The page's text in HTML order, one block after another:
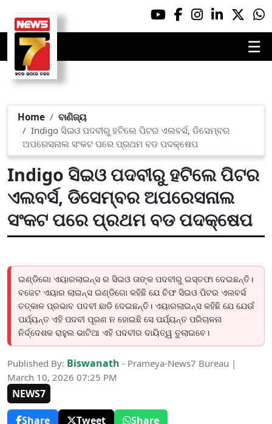
☰
Home
ବାଣିଜ୍ୟ
Indigo ସିଇଓ ପଦବୀରୁ ହଟିଲେ ପିଟର ଏଲବର୍ସ, ଡିସେମ୍ବର
ଅପରେସନାଲ ସଂକଟ ପରେ ପ୍ରଥମ ବଡ ପଦକ୍ଷେପ
Indigo ସିଇଓ ପଦବୀରୁ ହଟିଲେ ପିଟର
ଏଲବର୍ସ, ଡିସେମ୍ବର ଅପରେସନାଲ
ସଂକଟ ପରେ ପ୍ରଥମ ବଡ ପଦକ୍ଷେପ
ଇଣ୍ଡିଗୋ ଏୟାରଲାଇନ୍ସ ର ସିଇଓ ତାଙ୍କ ପଦବୀରୁ ଇସ୍ତଫା ଦେଇଛନ୍ତି।
ବଜେଟ ଏୟାର ଲାଇନ୍ସ ଇଣ୍ଡିଗୋ କହିଛି ଯେ ଚିଫ ସିଇଓ ପିଟର ଏଲବର୍ସ
ତତ୍କାଳ ପ୍ରଭାବ ପଦବୀ ଛାଡି ଦେଇଛନ୍ତି। ଏୟାରଲାଇନ୍ସ କହିଛି ଯେ ଯେଉଁ
ପର୍ଯ୍ୟନ୍ତ ଏହି ପଦବୀ ପୂରଣ ନ ହୋଇଛି ସେ ପର୍ଯ୍ୟନ୍ତ ପରିଚାଳନା
ନିର୍ଦ୍ଦେଶକ ରାହୁଲ ଭାଟିଆ ଏହି ପଦବୀର ଦାୟିତ୍ୱ ତୁଲାଇବେ।
Published By: Biswanath - Prameya-News7 Bureau |
March 10, 2026 07:25 PM
NEWS7
Share
Tweet Share